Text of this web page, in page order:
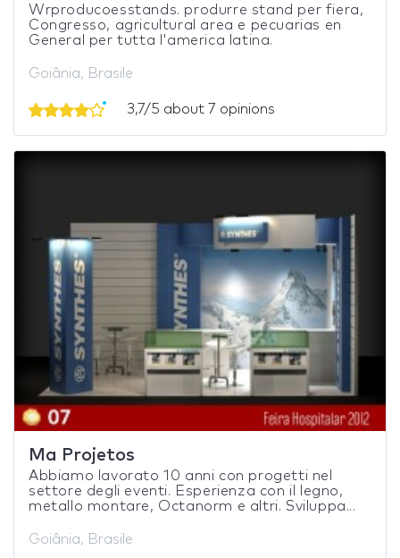
Wrproducoesstands. produrre stand per fiera,
Congresso, agricultural area e pecuarias en
General per tutta l'america latina.
Goiânia, Brasile
3,7/5 about 7 opinions
Ma Projetos
Abbiamo lavorato 10 anni con progetti nel
settore degli eventi. Esperienza con il legno,
metallo montare, Octanorm e altri. Sviluppa...
Goiânia, Brasile